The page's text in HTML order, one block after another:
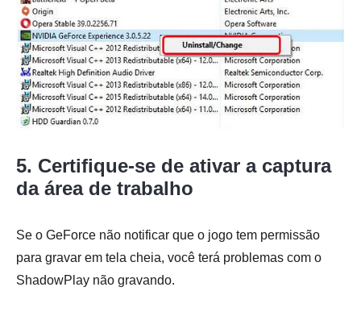
5. Certifique-se de ativar a captura
da área de trabalho
Se o GeForce não notificar que o jogo tem permissão
para gravar em tela cheia, você terá problemas com o
ShadowPlay não gravando.